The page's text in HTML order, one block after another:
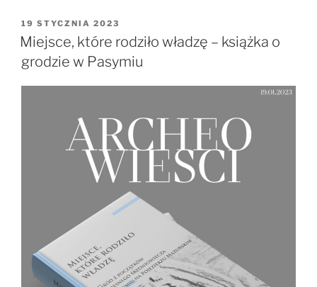
OPUBLIKOWANE
W
19 STYCZNIA 2023
Miejsce, które rodziło władzę – książka o
grodzie w Pasymiu